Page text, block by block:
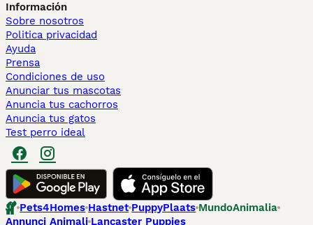
Información
Sobre nosotros
Politica privacidad
Ayuda
Prensa
Condiciones de uso
Anunciar tus mascotas
Anuncia tus cachorros
Anuncia tus gatos
Test perro ideal
Pets4Homes Hastnet PuppyPlaats MundoAnimalia
Annunci Animali Lancaster Puppies